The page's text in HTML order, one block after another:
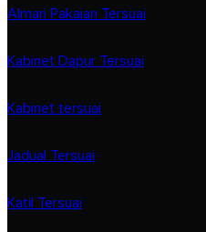
Almari Pakaian Tersuai
Kabinet Dapur Tersuai
Kabinet tersuai
Jadual Tersuai
Katil Tersuai